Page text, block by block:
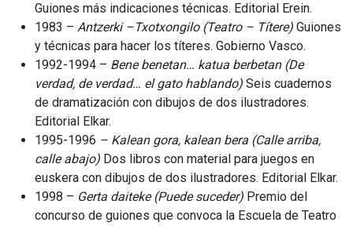
Guiones más indicaciones técnicas. Editorial Erein.
1983 – Antzerki –Txotxongilo (Teatro – Títere) Guiones
y técnicas para hacer los títeres. Gobierno Vasco.
1992-1994 – Bene benetan… katua berbetan (De
verdad, de verdad… el gato hablando) Seis cuadernos
de dramatización con dibujos de dos ilustradores.
Editorial Elkar.
1995-1996 – Kalean gora, kalean bera (Calle arriba,
calle abajo) Dos libros con material para juegos en
euskera con dibujos de dos ilustradores. Editorial Elkar.
1998 – Gerta daiteke(Puede suceder) Premio del
concurso de guiones que convoca la Escuela de Teatro